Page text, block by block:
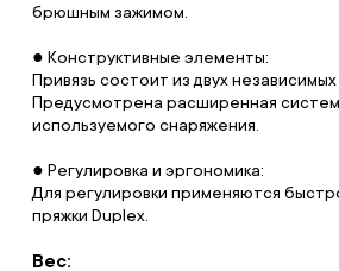
брюшным зажимом.
● Конструктивные элементы:
Привязь состоит из двух независимых
Предусмотрена расширенная
используемого снаряжения.
● Регулировка и эргономика:
Для регулировки применяются
пряжки Duplex.
Вес: